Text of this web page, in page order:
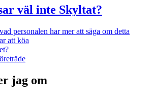
väl inte Skyltat?
personalen har mer att säga om detta
att köa
jag om